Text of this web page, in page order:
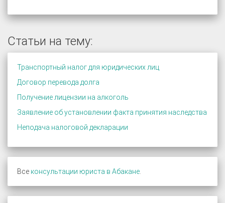
Статьи на тему:
Транспортный налог для юридических лиц
Договор перевода долга
Получение лицензии на алкоголь
Заявление об установлении факта принятия наследства
Неподача налоговой декларации
Все консультации юриста в Абакане.